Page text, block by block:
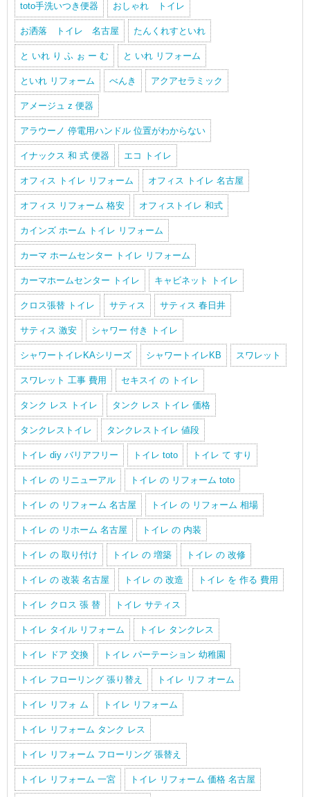
toto手洗いつき便器 おしゃれ トイレ
お洒落 トイレ 名古屋 たんくれすといれ
と いれ り ふ ぉ ー む と いれ リフォーム
といれ リフォーム べんき アクアセラミック
アメージュ z 便器
アラウーノ 停電用ハンドル 位置がわからない
イナックス 和 式 便器 エコ トイレ
オフィス トイレ リフォーム オフィス トイレ 名古屋
オフィス リフォーム 格安 オフィストイレ 和式
カインズ ホーム トイレ リフォーム
カーマ ホームセンター トイレ リフォーム
カーマホームセンター トイレ キャビネット トイレ
クロス張替 トイレ サティス サティス 春日井
サティス 激安 シャワー 付き トイレ
シャワートイレKAシリーズ シャワートイレKB スワレット
スワレット 工事 費用 セキスイ の トイレ
タンク レス トイレ タンク レス トイレ 価格
タンクレストイレ タンクレストイレ 値段
トイレ diy バリアフリー トイレ toto トイレ て すり
トイレ の リニューアル トイレ の リフォーム toto
トイレ の リフォーム 名古屋 トイレ の リフォーム 相場
トイレ の リホーム 名古屋 トイレ の 内装
トイレ の 取り付け トイレ の 増築 トイレ の 改修
トイレ の 改装 名古屋 トイレ の 改造 トイレ を 作る 費用
トイレ クロス 張 替 トイレ サティス
トイレ タイル リフォーム トイレ タンクレス
トイレ ドア 交換 トイレ パーテーション 幼稚園
トイレ フローリング 張り替え トイレ リフ オーム
トイレ リフォ ム トイレ リフォーム
トイレ リフォーム タンク レス
トイレ リフォーム フローリング 張替え
トイレ リフォーム 一宮 トイレ リフォーム 価格 名古屋